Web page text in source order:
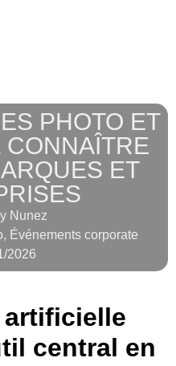
PHOTO ET
ET
Nunez
, Événements corporate
2026
artificielle
central en